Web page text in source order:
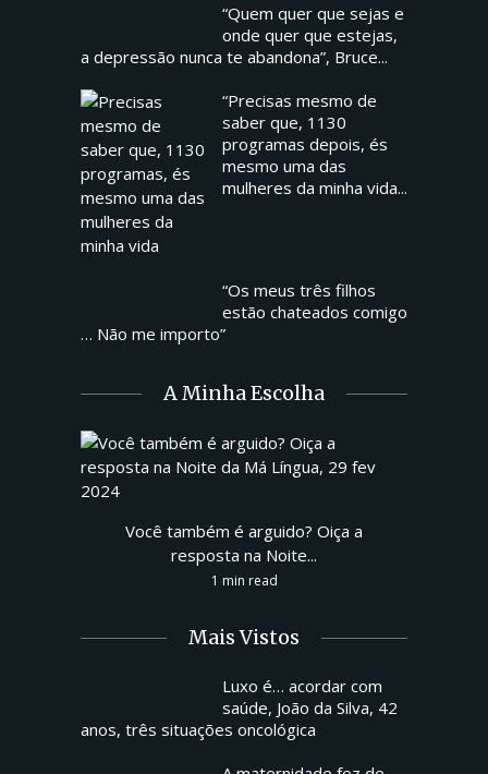
“Quem quer que sejas e
onde quer que estejas,
a depressão nunca te abandona”, Bruce...
“Precisas mesmo de
saber que, 1130
programas depois, és
mesmo uma das
mulheres da minha vida...
“Os meus três filhos
estão chateados comigo
… Não me importo”
A Minha Escolha
Você também é arguido? Oiça a
resposta na Noite...
1 min read
Mais Vistos
Luxo é… acordar com
saúde, João da Silva, 42
anos, três situações oncológica